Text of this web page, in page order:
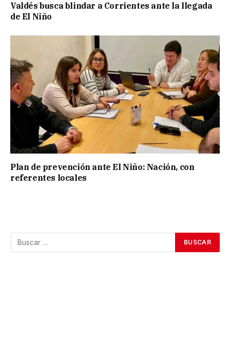
Valdés busca blindar a Corrientes ante la llegada
de El Niño
Plan de prevención ante El Niño: Nación, con
referentes locales